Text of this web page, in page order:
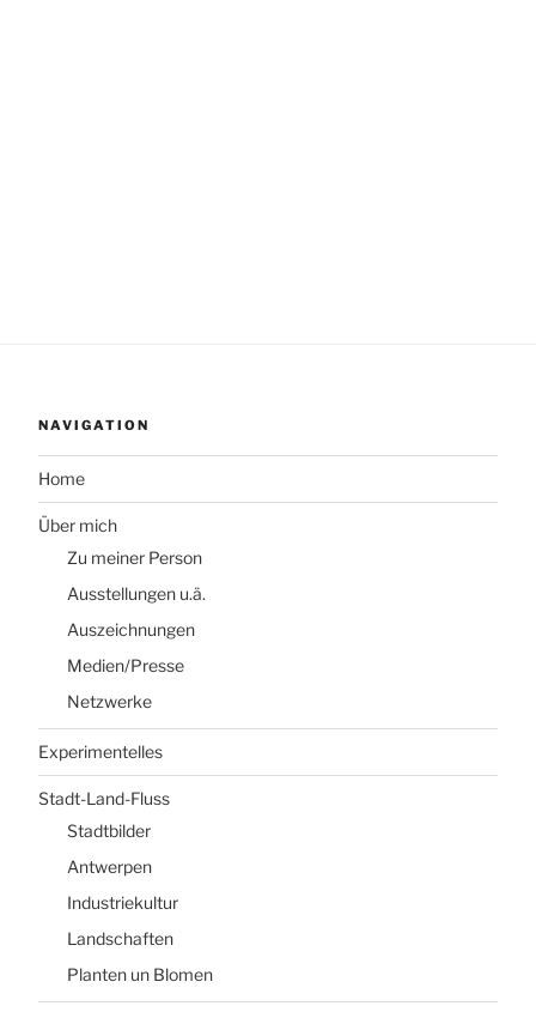
NAVIGATION
Home
Über mich
Zu meiner Person
Ausstellungen u.ä.
Auszeichnungen
Medien/Presse
Netzwerke
Experimentelles
Stadt-Land-Fluss
Stadtbilder
Antwerpen
Industriekultur
Landschaften
Planten un Blomen